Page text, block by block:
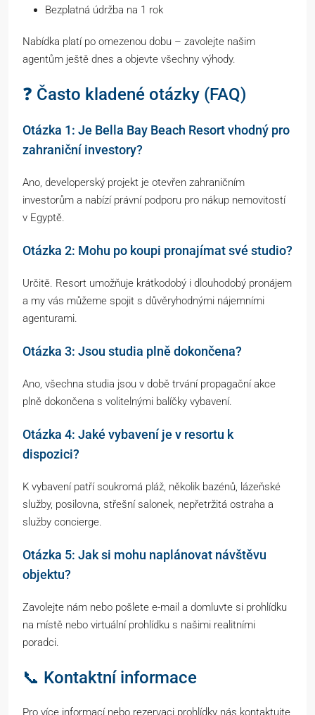
Bezplatná údržba na 1 rok
Nabídka platí po omezenou dobu – zavolejte našim
agentům ještě dnes a objevte všechny výhody.
❓ Často kladené otázky (FAQ)
Otázka 1: Je Bella Bay Beach Resort vhodný pro
zahraniční investory?
Ano, developerský projekt je otevřen zahraničním
investorům a nabízí právní podporu pro nákup nemovitostí
v Egyptě.
Otázka 2: Mohu po koupi pronajímat své studio?
Určitě. Resort umožňuje krátkodobý i dlouhodobý pronájem
a my vás můžeme spojit s důvěryhodnými nájemními
agenturami.
Otázka 3: Jsou studia plně dokončena?
Ano, všechna studia jsou v době trvání propagační akce
plně dokončena s volitelnými balíčky vybavení.
Otázka 4: Jaké vybavení je v resortu k
dispozici?
K vybavení patří soukromá pláž, několik bazénů, lázeňské
služby, posilovna, střešní salonek, nepřetržitá ostraha a
služby concierge.
Otázka 5: Jak si mohu naplánovat návštěvu
objektu?
Zavolejte nám nebo pošlete e-mail a domluvte si prohlídku
na místě nebo virtuální prohlídku s našimi realitními
poradci.
📞 Kontaktní informace
Pro více informací nebo rezervaci prohlídky nás kontaktujte